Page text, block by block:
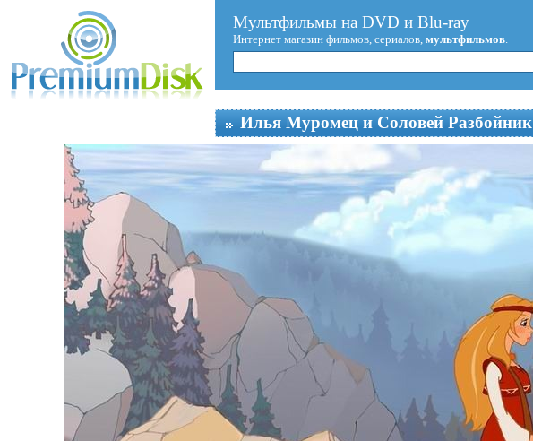
Мультфильмы на DVD и Blu-ray
Интернет магазин фильмов, сериалов, мультфильмов.
Илья Муромец и Соловей Разбойник